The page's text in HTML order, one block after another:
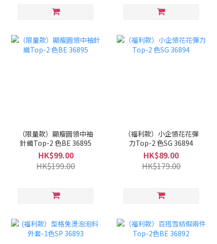
（限量款）顯瘦圓領中袖
針織Top-2 色BE 36895
HK$99.00
HK$199.00
（福利款）小企領花花彈
力Top-2 色SG 36894
HK$89.00
HK$179.00